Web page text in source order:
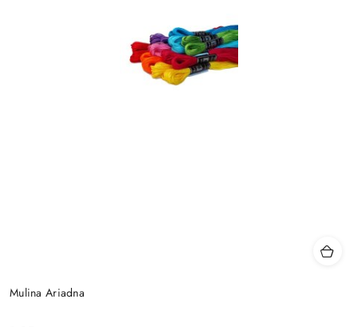
Mulina Ariadna